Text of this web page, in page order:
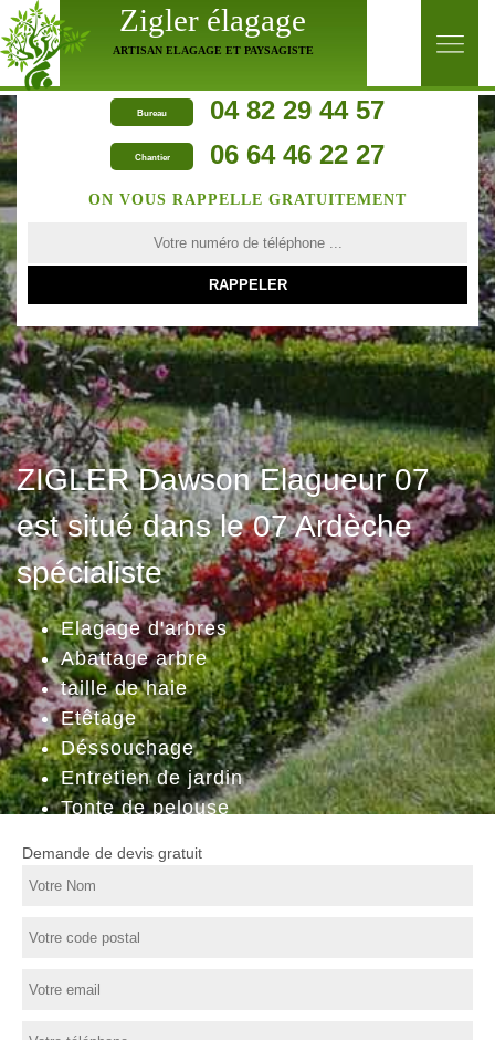
Zigler élagage
ARTISAN ELAGAGE ET PAYSAGISTE
Bureau 04 82 29 44 57
Chantier 06 64 46 22 27
ZIGLER Dawson Elagueur 07
est situé dans le 07 Ardèche
spécialiste
Elagage d'arbres
Abattage arbre
taille de haie
Etêtage
Déssouchage
Entretien de jardin
Tonte de pelouse
ON VOUS RAPPELLE GRATUITEMENT
Demande de devis gratuit